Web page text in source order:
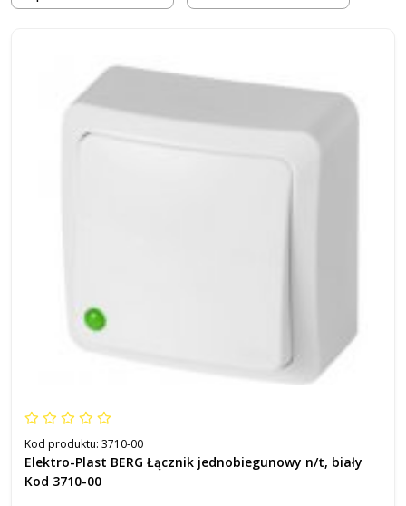
Kod produktu: 3710-00
Elektro-Plast BERG Łącznik jednobiegunowy n/t, biały
Kod 3710-00